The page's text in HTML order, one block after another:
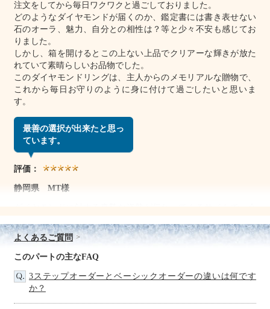
注文をしてから毎日ワクワクと過ごしておりました。
どのようなダイヤモンドが届くのか、鑑定書には書き表せない
石のオーラ、魅力、自分との相性は？等と少々不安も感じてお
りました。
しかし、箱を開けるとこの上ない上品でクリアーな輝きが放た
れていて素晴らしいお品物でした。
このダイヤモンドリングは、主人からのメモリアルな贈物で、
これから毎日お守りのように身に付けて過ごしたいと思いま
す。
最善の選択が出来たと思っ
ています。
評価：
静岡県 MT様
さすがに婚約指輪は初めてですが、予算内で最善の選択が出来
たと思っています。
ダイヤモンドを購入するなら、一度は立ち寄っていきたいサイ
皆さんにお勧めします。
初クチコミですが、いつもありがとうございます。
今回も大満足です。
よくあるご質問
このパートの主なFAQ
3ステップオーダーとベーシックオーダーの違いは何です
か？